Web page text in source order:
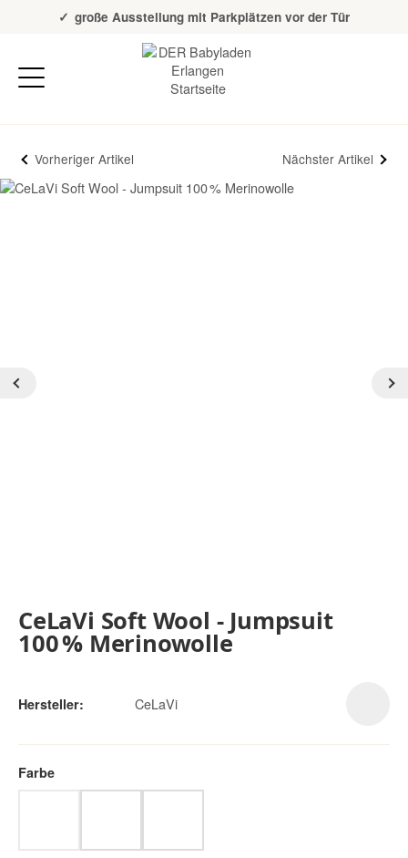
Über 20 Jahre Erfahrung
große Ausstellung mit Parkplätzen vor der Tür
Vorheriger Artikel Nächster Artikel
CeLaVi Soft Wool - Jumpsuit
100 % Merinowolle
Hersteller: CeLaVi
Farbe